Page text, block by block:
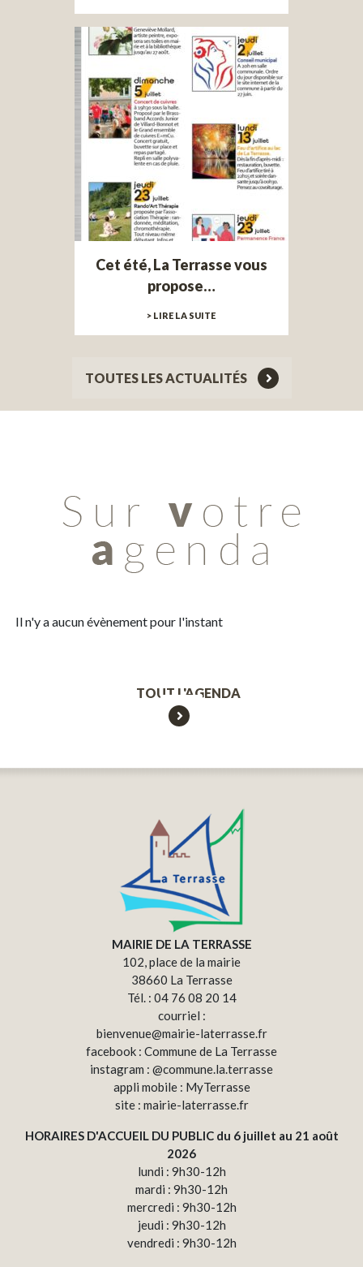
Cet été, La Terrasse vous
propose…
> LIRE LA SUITE
TOUTES LES ACTUALITÉS
Il n'y a aucun évènement pour l'instant
TOUT L'AGENDA
MAIRIE DE LA TERRASSE
102, place de la mairie
38660 La Terrasse
Tél. : 04 76 08 20 14
courriel :
bienvenue@mairie-laterrasse.fr
facebook : Commune de La Terrasse
instagram : @commune.la.terrasse
appli mobile : MyTerrasse
site : mairie-laterrasse.fr
HORAIRES D'ACCUEIL DU PUBLIC du 6 juillet au 21 août
2026
lundi : 9h30-12h
mardi : 9h30-12h
mercredi : 9h30-12h
jeudi : 9h30-12h
vendredi : 9h30-12h